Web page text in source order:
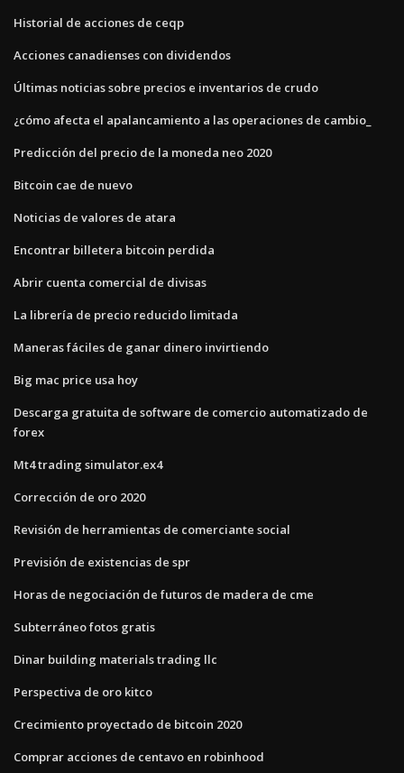
Historial de acciones de ceqp
Acciones canadienses con dividendos
Últimas noticias sobre precios e inventarios de crudo
¿cómo afecta el apalancamiento a las operaciones de cambio_
Predicción del precio de la moneda neo 2020
Bitcoin cae de nuevo
Noticias de valores de atara
Encontrar billetera bitcoin perdida
Abrir cuenta comercial de divisas
La librería de precio reducido limitada
Maneras fáciles de ganar dinero invirtiendo
Big mac price usa hoy
Descarga gratuita de software de comercio automatizado de
forex
Mt4 trading simulator.ex4
Corrección de oro 2020
Revisión de herramientas de comerciante social
Previsión de existencias de spr
Horas de negociación de futuros de madera de cme
Subterráneo fotos gratis
Dinar building materials trading llc
Perspectiva de oro kitco
Crecimiento proyectado de bitcoin 2020
Comprar acciones de centavo en robinhood